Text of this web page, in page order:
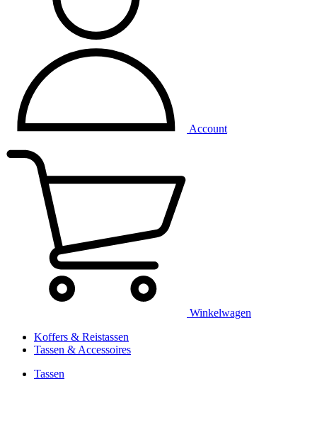
Account
Winkelwagen
Koffers & Reistassen
Tassen & Accessoires
Tassen